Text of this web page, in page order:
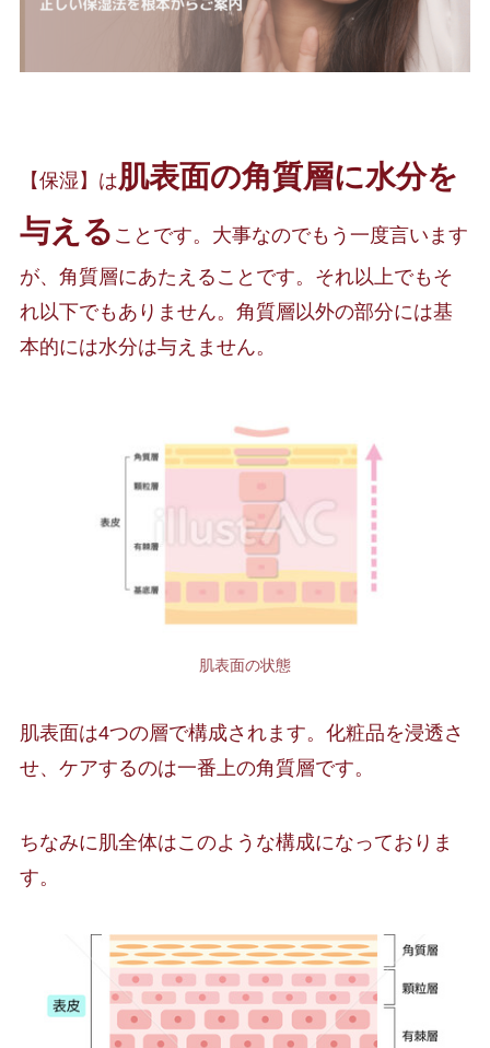
【保湿】は肌表面の角質層に水分を
与える ことです。大事なのでもう一度言います
が、角質層にあたえることです。それ以上でもそ
れ以下でもありません。角質層以外の部分には基
本的には水分は与えません。
肌表面の状態
肌表面は4つの層で構成されます。化粧品を浸透さ
せ、ケアするのは一番上の角質層です。
ちなみに肌全体はこのような構成になっておりま
す。